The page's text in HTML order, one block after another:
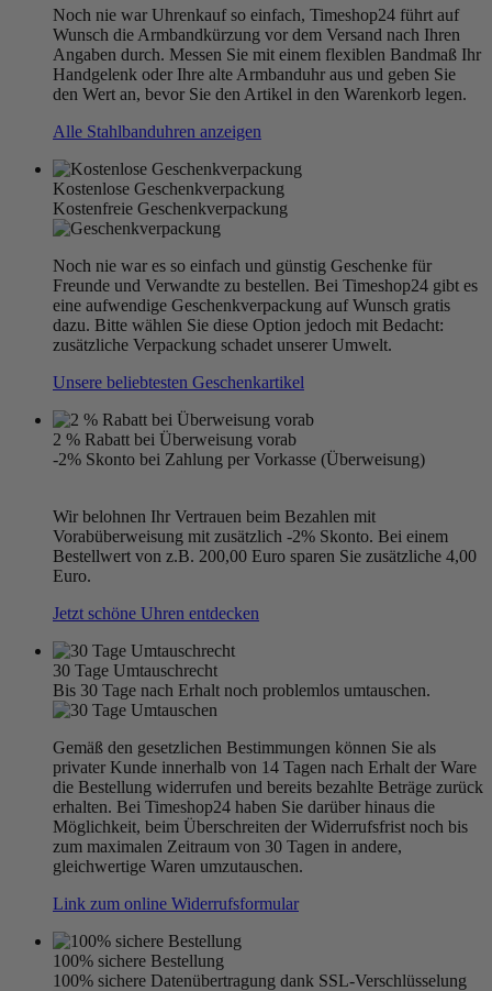
Noch nie war Uhrenkauf so einfach, Timeshop24 führt auf
Wunsch die Armbandkürzung vor dem Versand nach Ihren
Angaben durch. Messen Sie mit einem flexiblen Bandmaß Ihr
Handgelenk oder Ihre alte Armbanduhr aus und geben Sie
den Wert an, bevor Sie den Artikel in den Warenkorb legen.
Alle Stahlbanduhren anzeigen
Kostenlose Geschenkverpackung
Kostenfreie Geschenkverpackung
Noch nie war es so einfach und günstig Geschenke für
Freunde und Verwandte zu bestellen. Bei Timeshop24 gibt es
eine aufwendige Geschenkverpackung auf Wunsch gratis
dazu. Bitte wählen Sie diese Option jedoch mit Bedacht:
zusätzliche Verpackung schadet unserer Umwelt.
Unsere beliebtesten Geschenkartikel
2 % Rabatt bei Überweisung vorab
-2% Skonto bei Zahlung per Vorkasse (Überweisung)
Wir belohnen Ihr Vertrauen beim Bezahlen mit
Vorabüberweisung mit zusätzlich -2% Skonto. Bei einem
Bestellwert von z.B. 200,00 Euro sparen Sie zusätzliche 4,00
Euro.
Jetzt schöne Uhren entdecken
30 Tage Umtauschrecht
Bis 30 Tage nach Erhalt noch problemlos umtauschen.
Gemäß den gesetzlichen Bestimmungen können Sie als
privater Kunde innerhalb von 14 Tagen nach Erhalt der Ware
die Bestellung widerrufen und bereits bezahlte Beträge zurück
erhalten. Bei Timeshop24 haben Sie darüber hinaus die
Möglichkeit, beim Überschreiten der Widerrufsfrist noch bis
zum maximalen Zeitraum von 30 Tagen in andere,
gleichwertige Waren umzutauschen.
Link zum online Widerrufsformular
100% sichere Bestellung
100% sichere Datenübertragung dank SSL-Verschlüsselung